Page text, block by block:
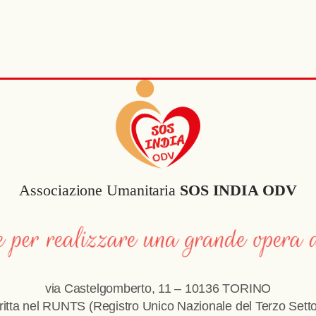
Associazione Umanitaria SOS INDIA ODV
via Castelgomberto, 11 – 10136 TORINO
nel RUNTS (Registro Unico Nazionale del Terzo